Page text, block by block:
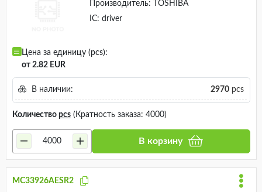
Производитель:
TOSHIBA
IC: driver
Цена за единицу (pcs):
от 2.82 EUR
В наличии: 2970pcs
Количество pcs(Кратность заказа: 4000)
В корзину
MC33926AESR2